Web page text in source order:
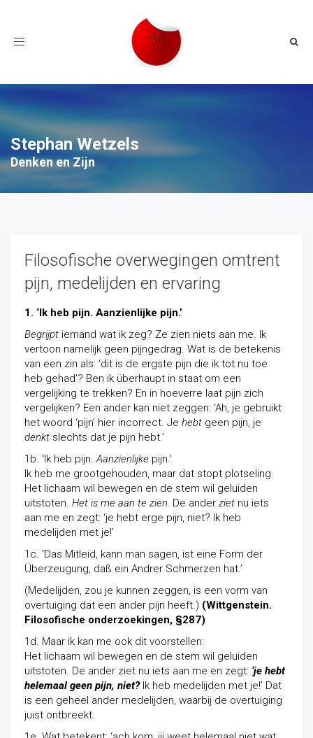
Toggle
Stephan Wetzels
Denken en Zijn
Filosofische overwegingen omtrent
pijn, medelijden en ervaring
1. ‘Ik heb pijn. Aanzienlijke pijn.’
Begrijpt iemand wat ik zeg? Ze zien niets aan me. Ik
vertoon namelijk geen pijngedrag. Wat is de betekenis
van een zin als: ‘dit is de ergste pijn die ik tot nu toe
heb gehad’? Ben ik überhaupt in staat om een
vergelijking te trekken? En in hoeverre laat pijn zich
vergelijken? Een ander kan niet zeggen: ‘Ah, je gebruikt
het woord ‘pijn’ hier incorrect. Je hebt geen pijn, je
denkt slechts dat je pijn hebt.’
1b. ‘Ik heb pijn.Aanzienlijke pijn.’
Ik heb me grootgehouden, maar dat stopt plotseling.
Het lichaam wil bewegen en de stem wil geluiden
uitstoten. Het is me aan te zien. De ander ziet nu iets
aan me en zegt: ‘je hebt erge pijn, niet? Ik heb
medelijden met je!’
1c. ‘Das Mitleid, kann man sagen, ist eine Form der
Überzeugung, daß ein Andrer Schmerzen hat.’
(Medelijden, zou je kunnen zeggen, is een vorm van
overtuiging dat een ander pijn heeft.) (Wittgenstein.
Filosofische onderzoekingen, §287)
1d. Maar ik kan me ook dit voorstellen:
Het lichaam wil bewegen en de stem wil geluiden
uitstoten. De ander ziet nu iets aan me en zegt: ‘je hebt
helemaal geen pijn, niet? Ik heb medelijden met je!’ Dat
is een geheel ander medelijden, waarbij de overtuiging
juist ontbreekt.